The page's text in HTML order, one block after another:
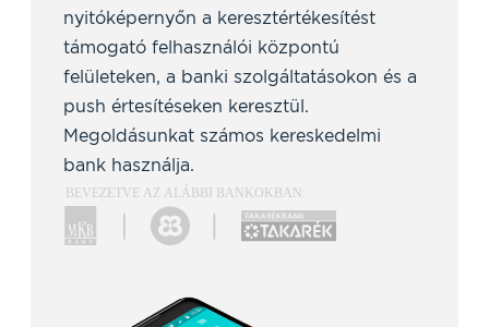
nyitóképernyőn a keresztértékesítést
támogató felhasználói központú
felületeken, a banki szolgáltatásokon és a
push értesítéseken keresztül.
Megoldásunkat számos kereskedelmi
bank használja.